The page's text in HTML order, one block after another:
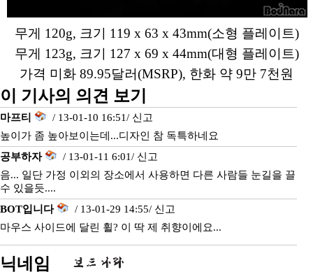
무게 120g, 크기 119 x 63 x 43mm(소형 플레이트)
무게 123g, 크기 127 x 69 x 44mm(대형 플레이트)
가격 미화 89.95달러(MSRP), 한화 약 9만 7천원
이 기사의 의견 보기
마프티 / 13-01-10 16:51/ 신고
높이가 좀 높아보이는데...디자인 참 독특하네요
공부하자
/ 13-01-11 6:01/ 신고
음... 일단 가정 이외의 장소에서 사용하면 다른 사람들 눈길을 끌
수 있을듯....
BOT입니다
/ 13-01-29 14:55/ 신고
마우스 사이드에 달린 휠? 이 딱 제 취향이에요...
닉네임